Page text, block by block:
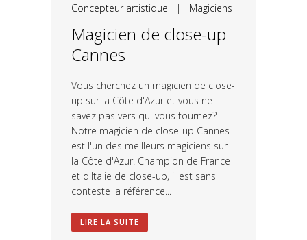
Concepteur artistique | Magiciens
Magicien de close-up
Cannes
Vous cherchez un magicien de close-
up sur la Côte d'Azur et vous ne
savez pas vers qui vous tournez?
Notre magicien de close-up Cannes
est l'un des meilleurs magiciens sur
la Côte d'Azur. Champion de France
et d'Italie de close-up, il est sans
conteste la référence...
LIRE LA SUITE